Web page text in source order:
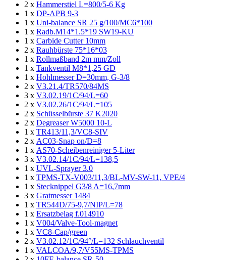
2 x Hammerstiel L=800/5-6 Kg
1 x DP-APB 9-3
1 x Uni-balance SR 25 g/100/MC6*100
1 x Radb.M14*1.5*19 SW19-KU
1 x Carbide Cutter 10mm
2 x Rauhbürste 75*16*03
1 x Rollmaßband 2m mm/Zoll
1 x Tankventil M8*1,25 GD
1 x Hohlmesser D=30mm, G-3/8
2 x V3.21.4/TR570/84MS
3 x V3.02.19/1C/94/L=60
2 x V3.02.26/1C/94/L=105
2 x Schüsselbürste 37 K2020
2 x Degreaser W5000 10-L
1 x TR413/11,3/VC8-SIV
2 x AC03-Snap on/D=8
1 x AS70-Scheibenreiniger 5-Liter
3 x V3.02.14/1C/94/L=138,5
1 x UVL-Sprayer 3.0
1 x TPMS-TX-V003/11,3/BL-MV-SW-11, VPE/4
1 x Stecknippel G3/8 A=16,7mm
3 x Gratmesser 1484
1 x TR544D/75-9,7/NIP/L=78
1 x Ersatzbelag f.014910
1 x V004/Valve-Tool-magnet
1 x VC8-Cap/green
2 x V3.02.12/1C/94°/L=132 Schlauchventil
1 x VALCOA/9,7/V55MS-TPMS